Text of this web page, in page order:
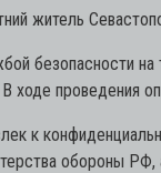
житель
безопасности
ходе проведения
к
обороны РФ,